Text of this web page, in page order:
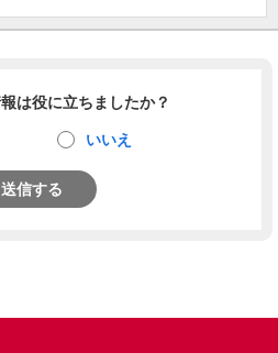
は役に立ちましたか？
いいえ
送信する